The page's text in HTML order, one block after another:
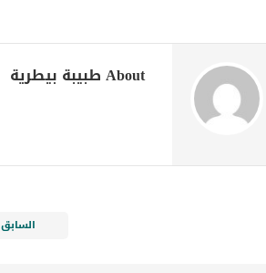
About طبيبة بيطرية
السابق